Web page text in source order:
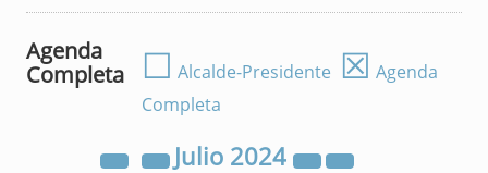
Agenda
Completa
☐ Alcalde-Presidente ☒ Agenda
Completa
Julio 2024